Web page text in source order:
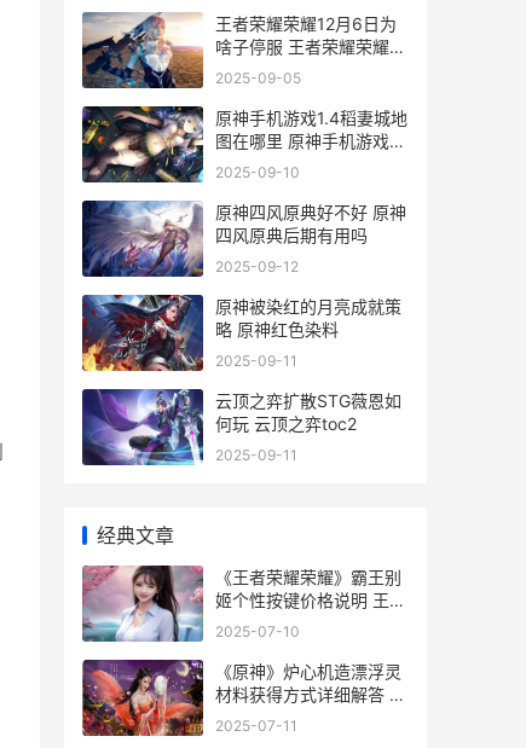
王者荣耀荣耀12月6日为
啥子停服 王者荣耀荣耀
100星掉到什么段位
2025-09-05
原神手机游戏1.4稻妻城地
图在哪里 原神手机游戏好
玩吗
2025-09-10
原神四风原典好不好 原神
四风原典后期有用吗
2025-09-12
原神被染红的月亮成就策
略 原神红色染料
2025-09-11
云顶之弈扩散STG薇恩如
何玩 云顶之弈toc2
2025-09-11
经典文章
《王者荣耀荣耀》霸王别
姬个性按键价格说明 王者
荣耀荣耀典藏皮肤排名
2025-07-10
《原神》炉心机造漂浮灵
材料获得方式详细解答 原
神炉心限时挑战
2025-07-11